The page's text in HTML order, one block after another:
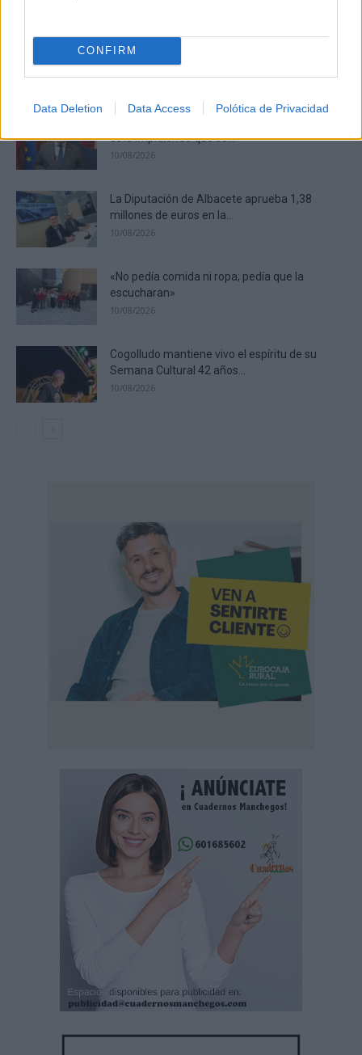
CONFIRM
Data Deletion Data Access Polótica de Privacidad
La Feria y Fiestas de Tomelloso 2026
10/08/2026
está impidiendo que se...
10/08/2026
La Diputación de Albacete aprueba 1,38
millones de euros en la...
10/08/2026
«No pedía comida ni ropa; pedía que la
escucharan»
10/08/2026
Cogolludo mantiene vivo el espíritu de su
Semana Cultural 42 años...
10/08/2026